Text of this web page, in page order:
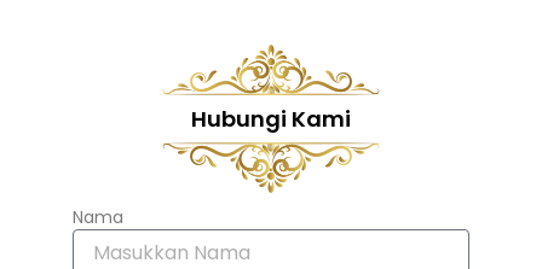
Hubungi Kami
Nama